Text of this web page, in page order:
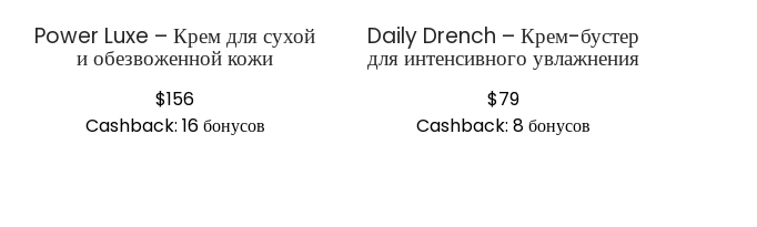
Power Luxe – Крем для сухой
и обезвоженной кожи
$156
Cashback: 16 бонусов
Daily Drench – Крем-бустер
для интенсивного увлажнения
$79
Cashback: 8 бонусов